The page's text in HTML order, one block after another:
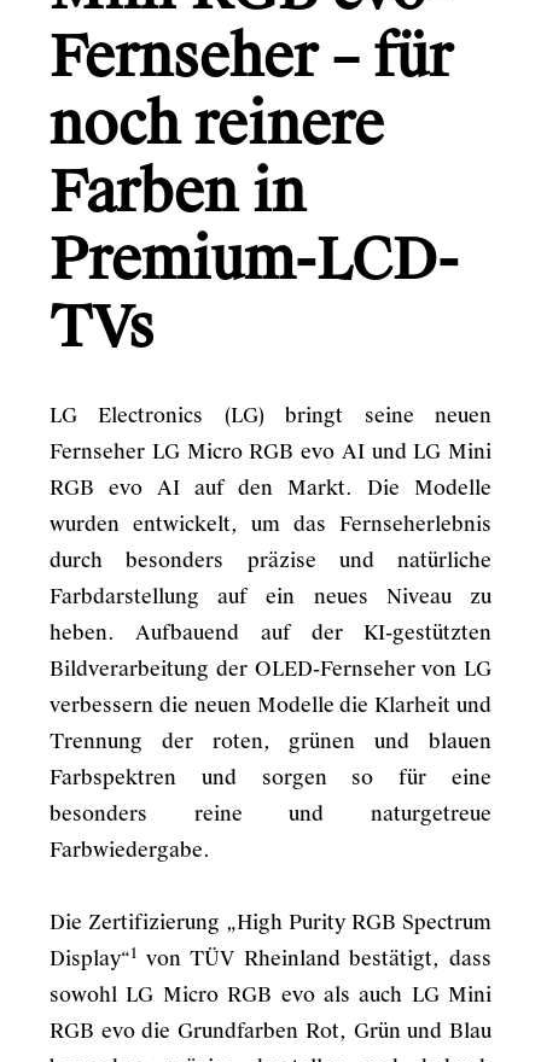
Monsterfreunde
Info
Kontakt
Fernseher – für
noch reinere
Farben in
Premium-LCD-
TVs
LG Electronics (LG) bringt seine neuen
Fernseher LG Micro RGB evo AI und LG Mini
RGB evo AI auf den Markt. Die Modelle
wurden entwickelt, um das Fernseherlebnis
durch besonders präzise und natürliche
Farbdarstellung auf ein neues Niveau zu
heben. Aufbauend auf der KI-gestützten
Bildverarbeitung der OLED-Fernseher von LG
verbessern die neuen Modelle die Klarheit und
Trennung der roten, grünen und blauen
Farbspektren und sorgen so für eine
besonders reine und naturgetreue
Farbwiedergabe.
Die Zertifizierung „High Purity RGB Spectrum
Display“1 von TÜV Rheinland bestätigt, dass
sowohl LG Micro RGB evo als auch LG Mini
RGB evo die Grundfarben Rot, Grün und Blau